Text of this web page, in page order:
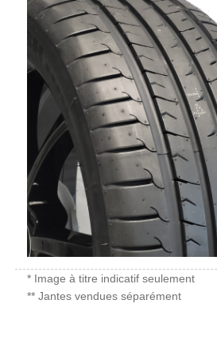
* Image à titre indicatif seulement
** Jantes vendues séparément